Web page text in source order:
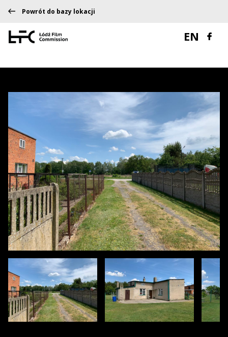
Powrót do bazy lokacji
EN